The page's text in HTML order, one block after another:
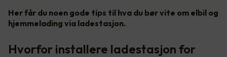
Her får du noen gode tips til hva du bør vite om elbil og
hjemmelading via ladestasjon.
Hvorfor installere ladestasjon for